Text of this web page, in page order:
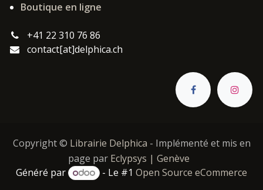
Boutique en ligne
+41 22 310 76 86
contact[at]delphica.ch
Copyright © Librairie Delphica - Implémenté et mis en
page par Eclypsys | Genève
Généré par
- Le #1Open Source eCommerce